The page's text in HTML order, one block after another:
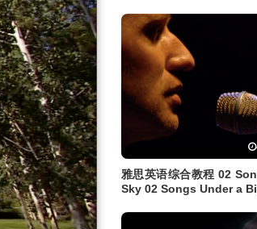
雅思英语综合教程 02
Sky 02 Songs Under a